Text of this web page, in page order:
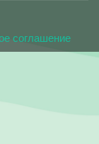
соглашение